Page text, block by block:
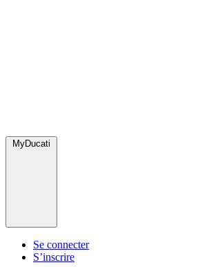
MyDucati
Se connecter
S’inscrire